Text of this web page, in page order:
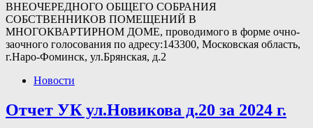
ВНЕОЧЕРЕДНОГО ОБЩЕГО СОБРАНИЯ
СОБСТВЕННИКОВ ПОМЕЩЕНИЙ В
МНОГОКВАРТИРНОМ ДОМЕ, проводимого в форме очно-
заочного голосования по адресу:143300, Московская область,
г.Наро-Фоминск, ул.Брянская, д.2
Новости
Отчет УК ул.Новикова д.20 за 2024 г.